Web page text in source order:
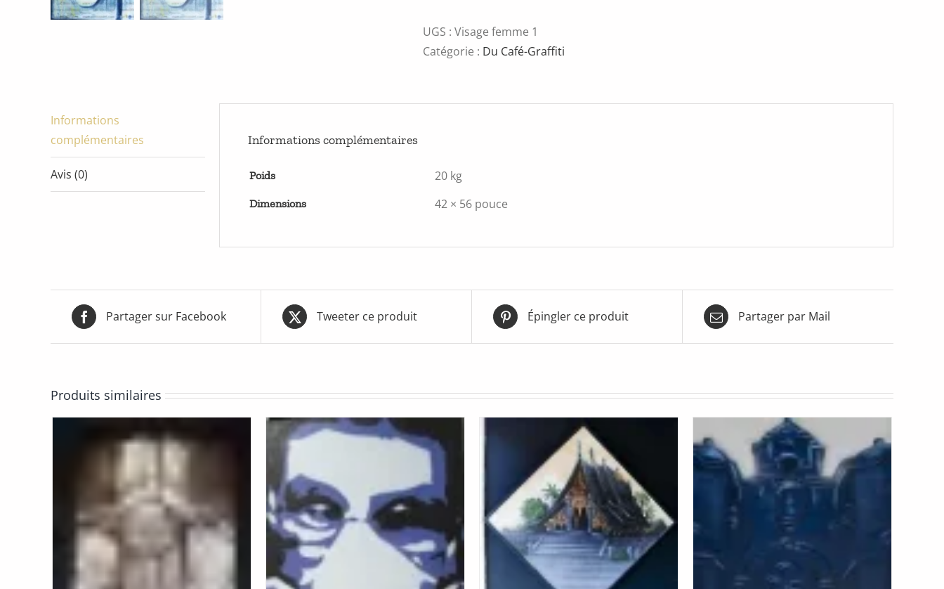
Bouchard
UGS : Visage femme 1
Catégorie : Du Café-Graffiti
Informations
complémentaires
Avis (0)
Informations complémentaires
Poids 20 kg
Dimensions 42 × 56 pouce
Partager sur Facebook Tweeter ce produit Épingler ce produit Partager par Mail
Produits similaires